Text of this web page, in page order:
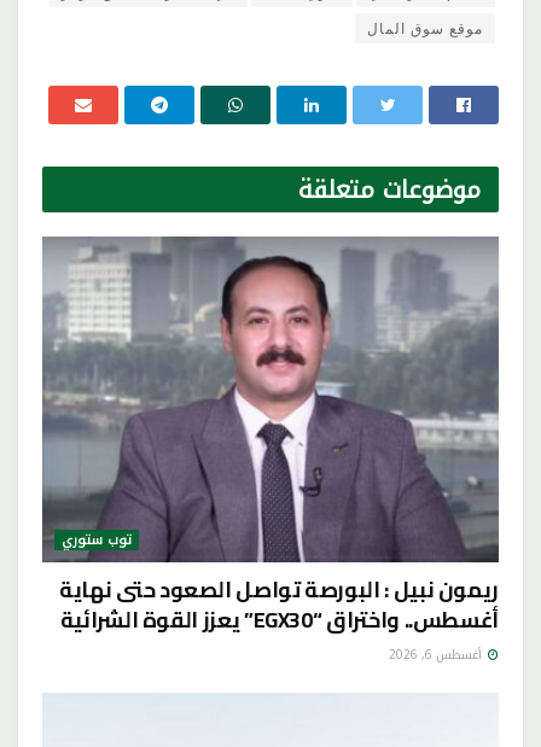
موقع سوق المال
موضوعات متعلقة
توب ستوري
ريمون نبيل : البورصة تواصل الصعود حتى نهاية
أغسطس.. واختراق “EGX30” يعزز القوة الشرائية
أغسطس 6, 2026